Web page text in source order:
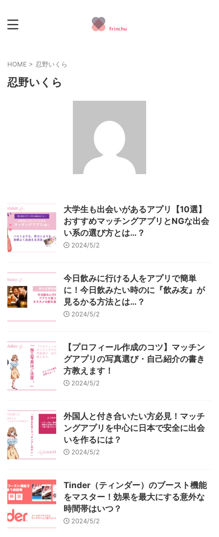
HOME > 忍野いくら
忍野いくら
大学生も出会いがあるアプリ【10選】
おすすめマッチングアプリとNGな出会
い系の選び方とは…？
2024/5/2
今日飲みに行ける人をアプリで簡単
に！今日飲みたい時のに『飲み友』が
見るかる方法とは…？
2024/5/2
【プロフィール作成のコツ】マッチン
グアプリの写真選び・自己紹介の書き
方教えます！
2024/5/2
外国人と付き合いたい方必見！マッチ
ングアプリを中心に日本で安全に出会
いを作るには？
2024/5/2
Tinder（ティンダー）のブースト機能
をマスター！効果を最大にする意外な
時間帯はいつ？
2024/5/2